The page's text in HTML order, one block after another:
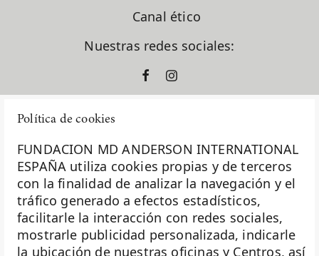
Política de cookies
FUNDACION MD ANDERSON INTERNATIONAL
ESPAÑA utiliza cookies propias y de terceros
con la finalidad de analizar la navegación y el
tráfico generado a efectos estadísticos,
facilitarle la interacción con redes sociales,
mostrarle publicidad personalizada, indicarle
la ubicación de nuestras oficinas y Centros, así
Canal ético
Nuestras redes sociales:
La Fundación MD Anderson España - Hospiten es
miembro de laAsociación Española de Fundaciones
Investigación